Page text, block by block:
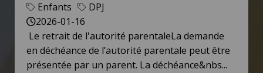
Enfants
DPJ
2026-01-16
Le retrait de l'autorité parentaleLa demande
en déchéance de l’autorité parentale peut être
présentée par un parent. La déchéance&nbs...